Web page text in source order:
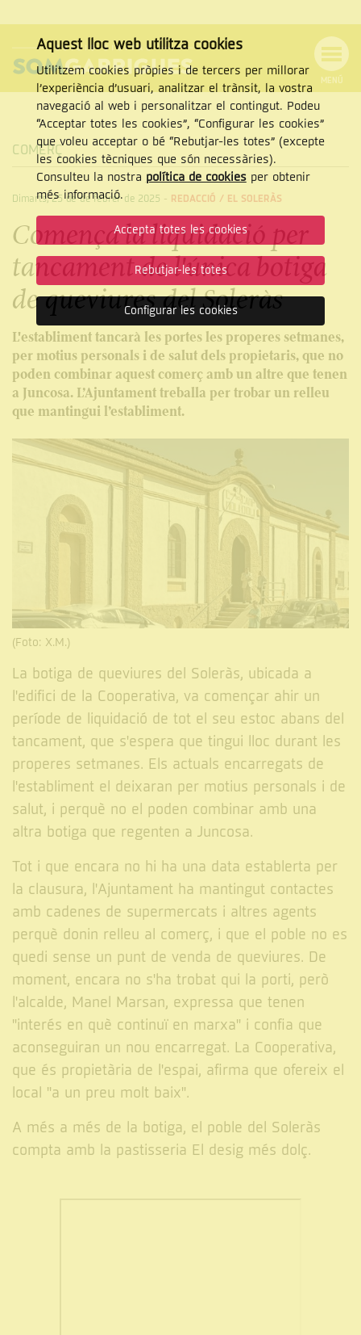
NAVEGACIÓ
MENÚ
Cercar
CERCAR
COMERÇ
Dimarts, 25 de de febrer de 2025 - REDACCIÓ / EL SOLERÀS
Comença la liquidació per
tancament de l'única botiga
de queviures del Soleràs
L'establiment tancarà les portes les properes setmanes,
per motius personals i de salut dels propietaris, que no
poden combinar aquest comerç amb un altre que tenen
a Juncosa. L’Ajuntament treballa per trobar un relleu
que mantingui l’establiment.
(Foto: X.M.)
La botiga de queviures del Soleràs, ubicada a
l'edifici de la Cooperativa, va començar ahir un
període de liquidació de tot el seu estoc abans del
tancament, que s'espera que tingui lloc durant les
properes setmanes. Els actuals encarregats de
l'establiment el deixaran per motius personals i de
salut, i perquè no el poden combinar amb una
altra botiga que regenten a Juncosa.
Tot i que encara no hi ha una data establerta per
la clausura, l'Ajuntament ha mantingut contactes
amb cadenes de supermercats i altres agents
perquè donin relleu al comerç, i que el poble no es
quedi sense un punt de venda de queviures. De
moment, encara no s'ha trobat qui la porti, però
l'alcalde, Manel Marsan, expressa que tenen
"interés en què continuï en marxa" i confia que
aconseguiran un nou encarregat. La Cooperativa,
que és propietària de l'espai, afirma que ofereix el
local "a un preu molt baix".
A més a més de la botiga, el poble del Soleràs
compta amb la pastisseria El desig més dolç.
Aquest lloc web utilitza cookies
Utilitzem cookies pròpies i de tercers per millorar
l’experiència d’usuari, analitzar el trànsit, la vostra
navegació al web i personalitzar el contingut. Podeu
“Acceptar totes les cookies”, “Configurar les cookies”
que voleu acceptar o bé “Rebutjar-les totes” (excepte
les cookies tècniques que són necessàries).
Consulteu la nostra política de cookiesper obtenir
més informació.
Accepta totes les cookies
Rebutjar-les totes
Configurar les cookies